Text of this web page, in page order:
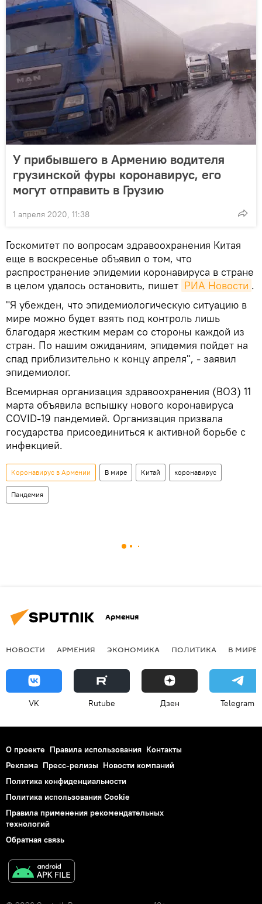
У прибывшего в Армению водителя
грузинской фуры коронавирус, его
могут отправить в Грузию
1 апреля 2020, 11:38
Госкомитет по вопросам здравоохранения Китая
еще в воскресенье объявил о том, что
распространение эпидемии коронавируса в стране
в целом удалось остановить, пишет РИА Новости .
"Я убежден, что эпидемиологическую ситуацию в
мире можно будет взять под контроль лишь
благодаря жестким мерам со стороны каждой из
стран. По нашим ожиданиям, эпидемия пойдет на
спад приблизительно к концу апреля", - заявил
эпидемиолог.
Всемирная организация здравоохранения (ВОЗ) 11
марта объявила вспышку нового коронавируса
COVID-19 пандемией. Организация призвала
государства присоединиться к активной борьбе с
инфекцией.
Коронавирус в Армении В мире Китай коронавирус
Пандемия
Армения
НОВОСТИ АРМЕНИЯ ЭКОНОМИКА ПОЛИТИКА В МИРЕ
VK Rutube Дзен Telegram
О проекте Правила использования Контакты
Реклама Пресс-релизы Новости компаний
Политика конфиденциальности
Политика использования Cookie
Правила применения рекомендательных
технологий
Обратная связь